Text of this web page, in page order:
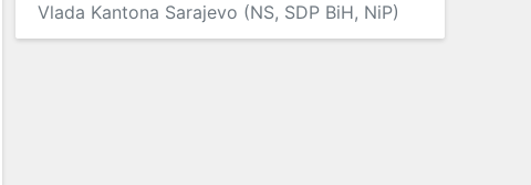
Vlada Kantona Sarajevo (NS, SDP BiH, NiP)